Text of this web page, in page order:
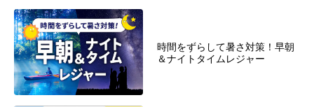
時間をずらして暑さ対策！早朝
＆ナイトタイムレジャー